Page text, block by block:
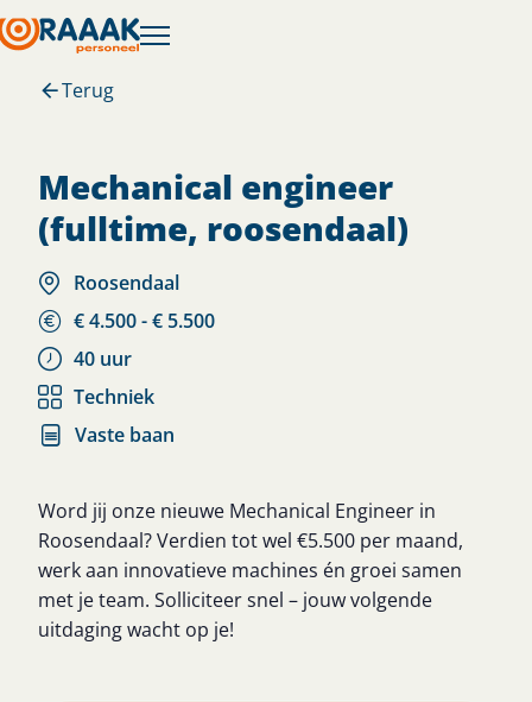
Terug
mechanical engineer
(fulltime, roosendaal)
Roosendaal
€ 4.500 - € 5.500
40 uur
Techniek
Vaste baan
Word jij onze nieuwe Mechanical Engineer in
Roosendaal? Verdien tot wel €5.500 per maand,
werk aan innovatieve machines én groei samen
met je team. Solliciteer snel – jouw volgende
uitdaging wacht op je!